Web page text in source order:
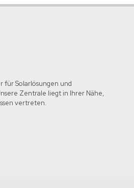
für Solarlösungen und
Zentrale liegt in Ihrer Nähe,
vertreten.